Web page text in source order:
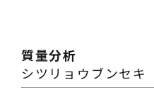
質量分析
シツリョウブンセキ